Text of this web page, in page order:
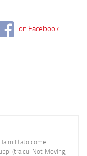
on Facebook
militato come
(tra cui Not Moving,